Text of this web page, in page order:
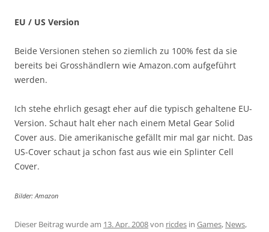
EU / US Version
Beide Versionen stehen so ziemlich zu 100% fest da sie
bereits bei Grosshändlern wie Amazon.com aufgeführt
werden.
Ich stehe ehrlich gesagt eher auf die typisch gehaltene EU-
Version. Schaut halt eher nach einem Metal Gear Solid
Cover aus. Die amerikanische gefällt mir mal gar nicht. Das
US-Cover schaut ja schon fast aus wie ein Splinter Cell
Cover.
Bilder: Amazon
Dieser Beitrag wurde am 13. Apr. 2008von ricdes in Games, News,